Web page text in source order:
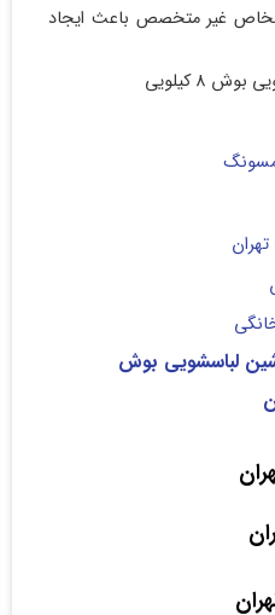
غیر متخصص باعث ایجاد
8 کیلویی
لباسشویی بوش